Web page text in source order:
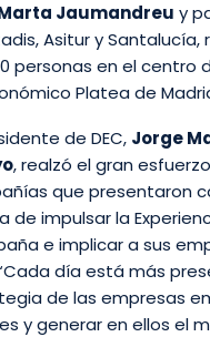
Jaumandreu y
Asitur y Santalucía,
personas en el centro
Platea de
de DEC, Jorge
, realzó el gran
que presentaron
de impulsar la
e implicar a sus
día está más
de las empresas
y generar en ellos el